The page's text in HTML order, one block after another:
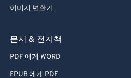
이미지 변환기
문서 & 전자책
PDF 에게 WORD
EPUB 에게 PDF